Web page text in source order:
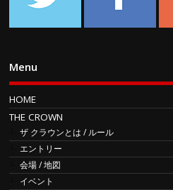
Menu
HOME
THE CROWN
ザ クラウンとは / ルール
エントリー
会場 / 地図
イベント